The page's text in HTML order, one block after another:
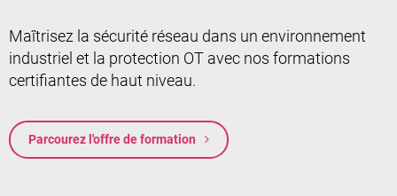
Maîtrisez la sécurité réseau dans un environnement
industriel et la protection OT avec nos formations
certifiantes de haut niveau.
Parcourez l'offre de formation